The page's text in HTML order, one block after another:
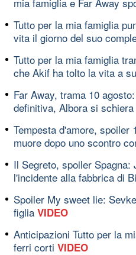
Tutto per la mia famiglia
vita il giorno del suo
Tutto per la mia famiglia
che Akif ha tolto la vita a
Far Away, trama 10
definitiva, Albora si schiera
Tempesta d'amore, spoiler
muore dopo uno scontro
Il Segreto, spoiler
l'incidente alla fabbrica di
Spoiler My sweet lie:
figlia VIDEO
Anticipazioni Tutto per la
ferri corti VIDEO